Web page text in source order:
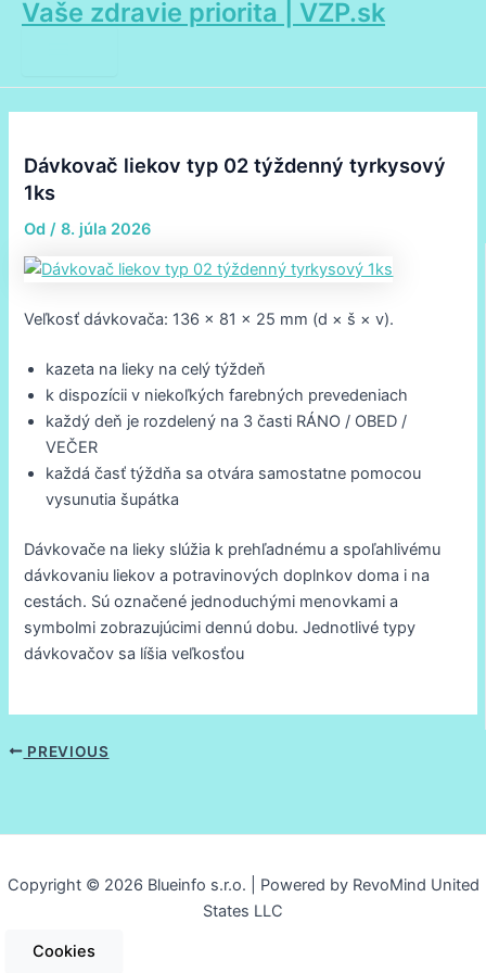
Preskočiť
Vaše zdravie priorita | VZP.sk
Main
Menu
Dávkovač liekov typ 02 týždenný tyrkysový
1ks
Od /8. júla 2026
Veľkosť dávkovača: 136 × 81 × 25 mm (d × š × v).
kazeta na lieky na celý týždeň
k dispozícii v niekoľkých farebných prevedeniach
každý deň je rozdelený na 3 časti RÁNO / OBED /
VEČER
každá časť týždňa sa otvára samostatne pomocou
vysunutia šupátka
Dávkovače na lieky slúžia k prehľadnému a spoľahlivému
dávkovaniu liekov a potravinových doplnkov doma i na
cestách. Sú označené jednoduchými menovkami a
symbolmi zobrazujúcimi dennú dobu. Jednotlivé typy
dávkovačov sa líšia veľkosťou
Post
PREVIOUS
Copyright © 2026 Blueinfo s.r.o. | Powered by RevoMind United
States LLC
Cookies